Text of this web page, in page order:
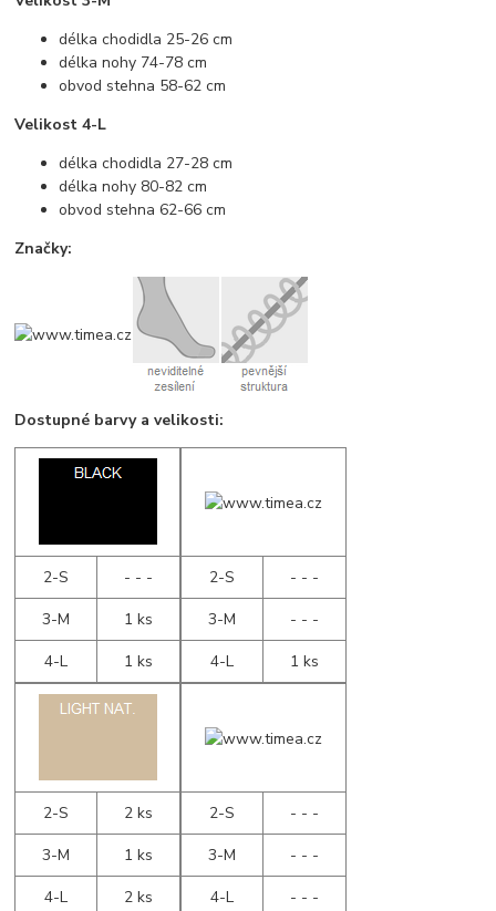
délka chodidla 25-26 cm
délka nohy 74-78 cm
obvod stehna 58-62 cm
Velikost 4-L
délka chodidla 27-28 cm
délka nohy 80-82 cm
obvod stehna 62-66 cm
Značky:
Dostupné barvy a velikosti:
2-S
- - -
3-M
1 ks
4-L
1 ks
2-S
- - -
3-M
- - -
4-L
1 ks
2-S
2 ks
3-M
1 ks
4-L
2 ks
2-S
- - -
3-M
- - -
4-L
- - -